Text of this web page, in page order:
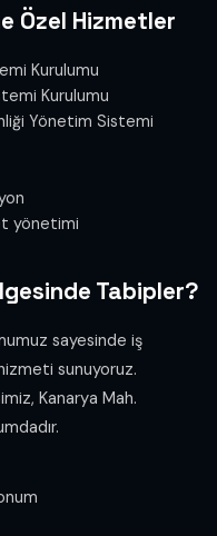
Özel Hizmetler
Kurulumu
Kurulumu
Yönetim Sistemi
yönetimi
Tabipler?
sayesinde iş
sunuyoruz.
Kanarya Mah.